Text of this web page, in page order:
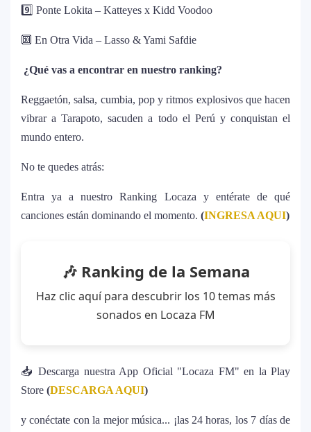
antes de iniciar su gira “DeBÍ TiRAR MáS
9
Maluma se corona como el mejor vestido
en Premios Juventud 2025 con un
homenaje a la moda colombiana
10
Carín León y Ricky Martin unen fuerzas
Justin Bieber rompe récord en Coachella
2026: el artista mejor pagado de la
Farándula ::. Isadora, hija de Chayanne,
Grammy 2025
9️⃣ Ponte Lokita – Katteyes x Kidd Voodoo
🔟 En Otra Vida – Lasso & Yami Safdie
¿Qué vas a encontrar en nuestro ranking?
Reggaetón, salsa, cumbia, pop y ritmos explosivos que hacen
vibrar a Tarapoto, sacuden a todo el Perú y conquistan el
mundo entero.
No te quedes atrás:
Entra ya a nuestro Ranking Locaza y entérate de qué
canciones están dominando el momento. (INGRESA AQUI)
🎶 Ranking de la Semana
Haz clic aquí para descubrir los 10 temas más
sonados en Locaza FM
📥 Descarga nuestra App Oficial "Locaza FM" en la Play
Store (DESCARGA AQUI)
y conéctate con la mejor música... ¡las 24 horas, los 7 días de